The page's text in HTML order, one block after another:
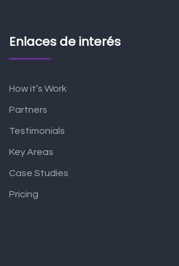
Enlaces de interés
How it’s Work
Partners
Testimonials
Key Areas
Case Studies
Pricing